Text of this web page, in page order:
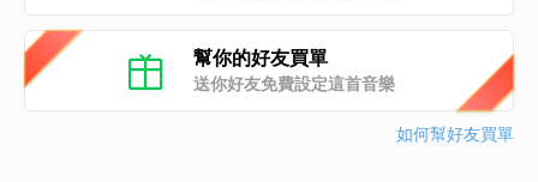
幫你的好友買單
送你好友免費設定這首音樂
如何幫好友買單